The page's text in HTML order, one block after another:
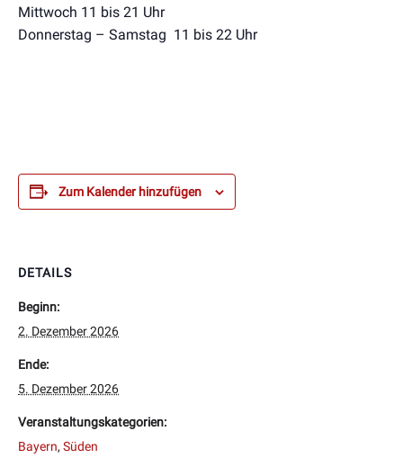
Mittwoch 11 bis 21 Uhr
Donnerstag – Samstag 11 bis 22 Uhr
Zum Kalender hinzufügen
DETAILS
Beginn:
2. Dezember 2026
Ende:
5. Dezember 2026
Veranstaltungskategorien:
Bayern, Süden